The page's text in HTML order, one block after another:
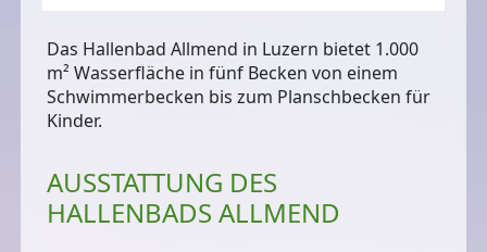
Das Hallenbad Allmend in Luzern bietet 1.000
m² Wasserfläche in fünf Becken von einem
Schwimmerbecken bis zum Planschbecken für
Kinder.
AUSSTATTUNG DES
HALLENBADS ALLMEND